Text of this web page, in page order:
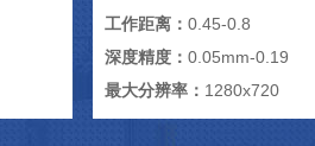
工作距离：0.45-0.8
深度精度：0.05mm-0.19
最大分辨率： 1280x720